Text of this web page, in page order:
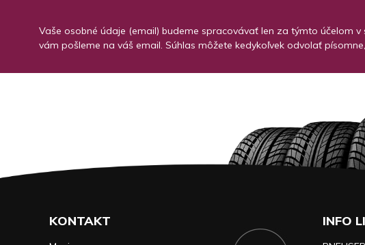
Vaše osobné údaje (email) budeme spracovávať len za týmto účelom
vám pošleme na váš email. Súhlas môžete kedykoľvek odvolať
KONTAKT INFO